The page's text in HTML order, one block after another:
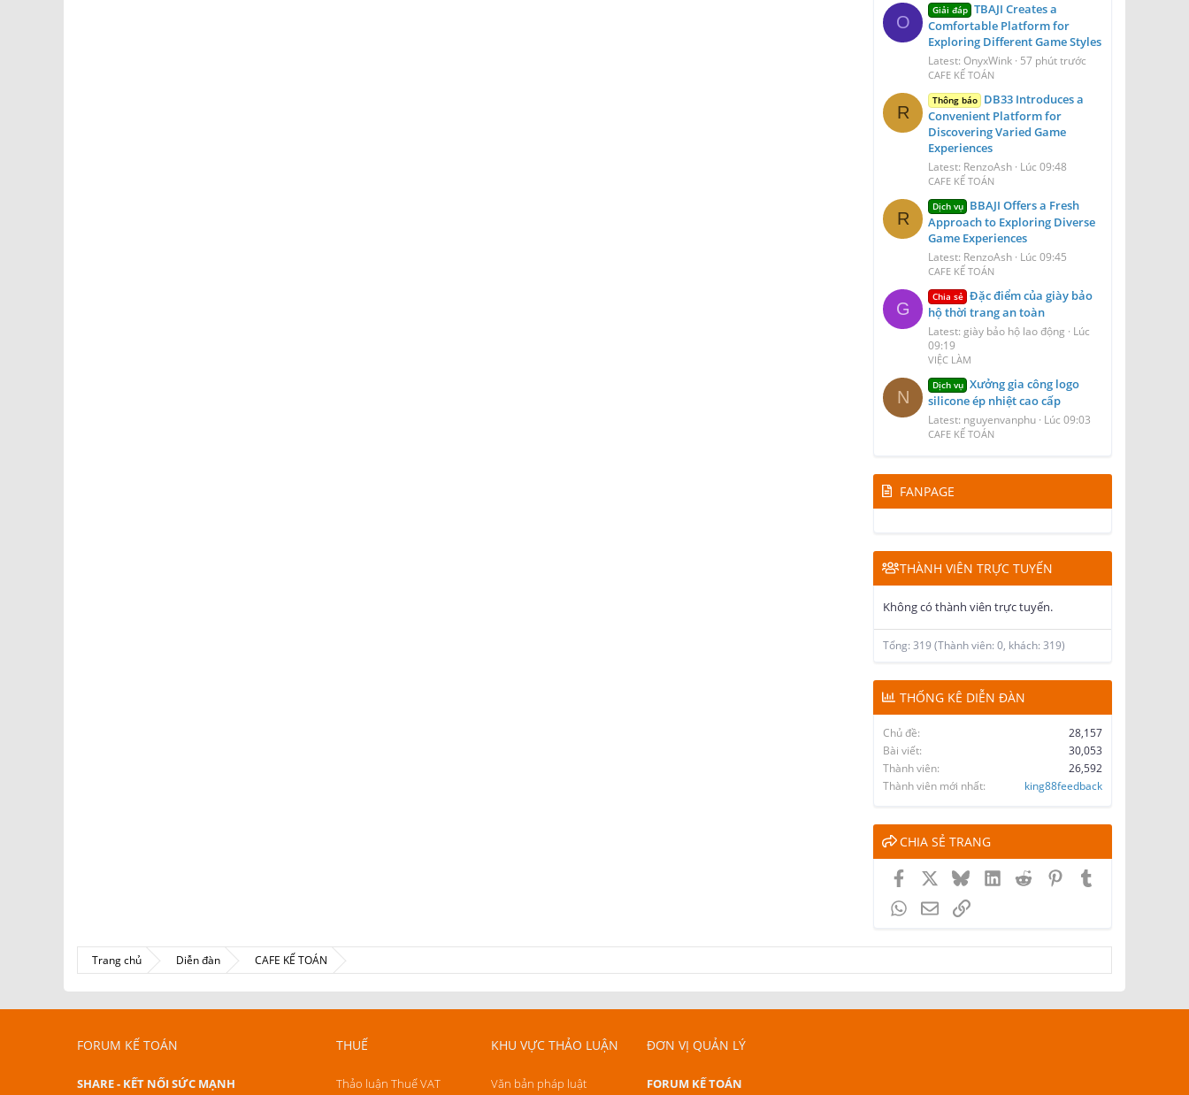
O
Giải đáp TBAJI Creates a
Comfortable Platform for
Exploring Different Game Styles
Latest: OnyxWink 57 phút trước
CAFE KẾ TOÁN
R
Thông báo DB33 Introduces a
Convenient Platform for
Discovering Varied Game
Experiences
Latest: RenzoAsh Lúc 09:48
CAFE KẾ TOÁN
R
Dịch vụ BBAJI Offers a Fresh
Approach to Exploring Diverse
Game Experiences
Latest: RenzoAsh Lúc 09:45
CAFE KẾ TOÁN
G
Chia sẻ Đặc điểm của giày bảo
hộ thời trang an toàn
Latest: giày bảo hộ lao động
Lúc
09:19
VIỆC LÀM
N
Dịch vụ Xưởng gia công logo
silicone ép nhiệt cao cấp
Latest: nguyenvanphu Lúc 09:03
CAFE KẾ TOÁN
FANPAGE
THÀNH VIÊN TRỰC TUYẾN
Không có thành viên trực tuyến.
Tổng: 319 (Thành viên: 0, khách: 319)
THỐNG KÊ DIỄN ĐÀN
Chủ đề
28,157
Bài viết
30,053
Thành viên
26,592
Thành viên mới nhất
king88feedback
CHIA SẺ TRANG
Facebook BlueskyLinkedInReddit Pinterest
WhatsApp
EmailLink
Trang chủ Diễn đàn CAFE KẾ TOÁN
FORUM KẾ TOÁN
SHARE - KẾT NỐI SỨC MẠNH
THUẾ
Thảo luận Thuế VAT
KHU VỰC THẢO LUẬN
Văn bản pháp luật
ĐƠN VỊ QUẢN LÝ
FORUM KẾ TOÁN